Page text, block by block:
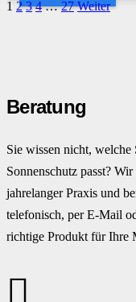
1 2 3 4 … 27 Weiter
Beratung
Sie wissen nicht, welche
Sonnenschutz passt?
jahrelanger Praxis und
telefonisch, per E-Mail
richtige Produkt für Ihre